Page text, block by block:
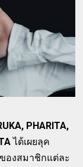
PHARITA,
ได้เผยลุค
องสมาชิกแต่ละ